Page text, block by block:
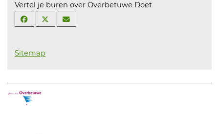
Vertel je buren over Overbetuwe Doet
Sitemap